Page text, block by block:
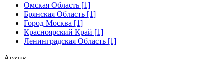
Омская Область [1]
Брянская Область [1]
Город Москва [1]
Красноярский Край [1]
Ленинградская Область [1]